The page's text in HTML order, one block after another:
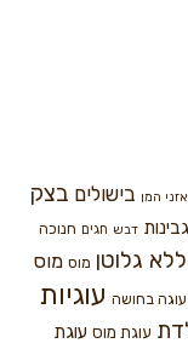
אזני המן בישולים בצק
גבינות דבש חגים חנוכה
ללא גלוטן מוס מוס
עוגה בחושה עוגיות
עוגת מוס עוגת